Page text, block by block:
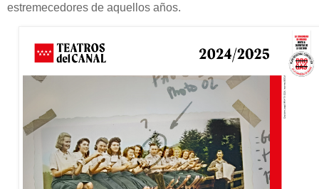
estremecedores de aquellos años.